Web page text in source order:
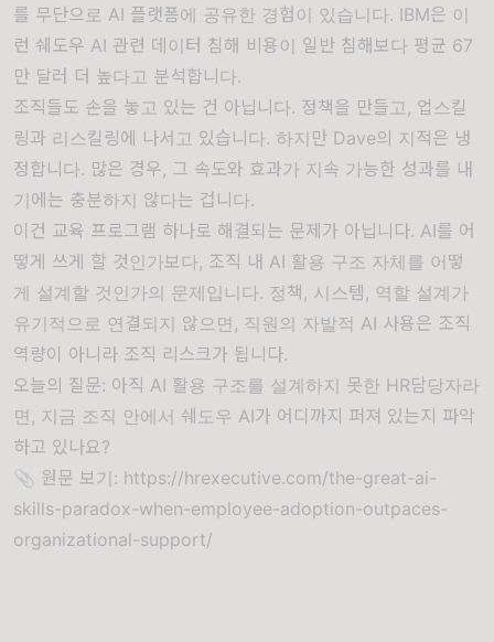
를 무단으로 AI 플랫폼에 공유한 경험이 있습니다. IBM은 이
런 쉐도우 AI 관련 데이터 침해 비용이 일반 침해보다 평균 67
만 달러 더 높다고 분석합니다.
조직들도 손을 놓고 있는 건 아닙니다. 정책을 만들고, 업스킬
링과 리스킬링에 나서고 있습니다. 하지만 Dave의 지적은 냉
정합니다. 많은 경우, 그 속도와 효과가 지속 가능한 성과를 내
기에는 충분하지 않다는 겁니다.
이건 교육 프로그램 하나로 해결되는 문제가 아닙니다. AI를 어
떻게 쓰게 할 것인가보다, 조직 내 AI 활용 구조 자체를 어떻
게 설계할 것인가의 문제입니다. 정책, 시스템, 역할 설계가
유기적으로 연결되지 않으면, 직원의 자발적 AI 사용은 조직
역량이 아니라 조직 리스크가 됩니다.
오늘의 질문: 아직 AI 활용 구조를 설계하지 못한 HR담당자라
면, 지금 조직 안에서 쉐도우 AI가 어디까지 퍼져 있는지 파악
하고 있나요?
📎 원문 보기: https://hrexecutive.com/the-great-ai-
skills-paradox-when-employee-adoption-outpaces-
organizational-support/